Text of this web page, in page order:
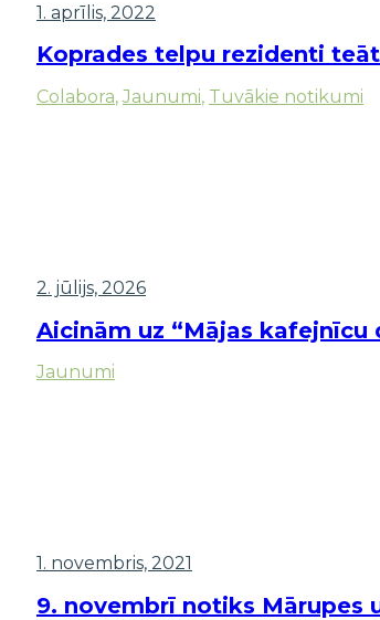
1. aprīlis, 2022
Koprades telpu rezidenti
Colabora, Jaunumi, Tuvākie notikumi
2. jūlijs, 2026
Aicinām uz “Mājas kafejnīcu
Jaunumi
1. novembris, 2021
9. novembrī notiks Mārupes